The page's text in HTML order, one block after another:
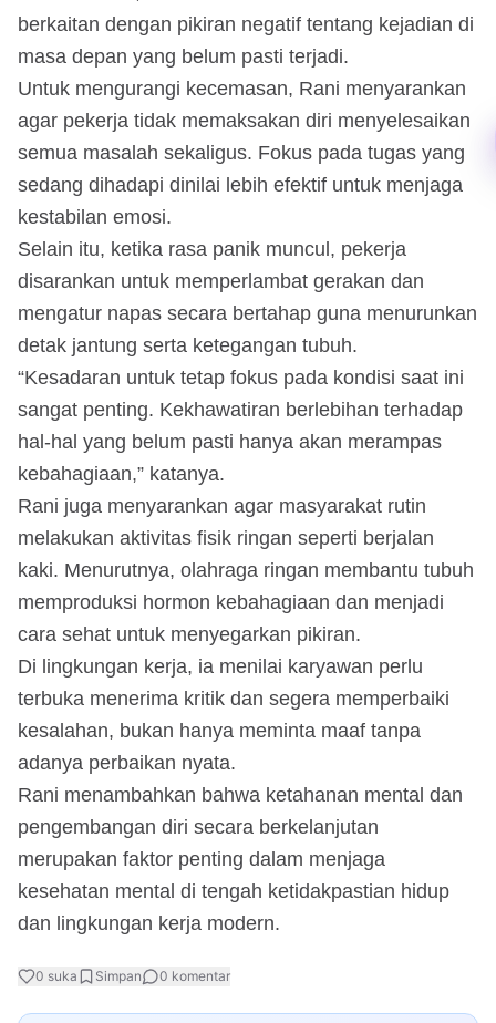
berkaitan dengan pikiran negatif tentang kejadian di
masa depan yang belum pasti terjadi.
Untuk mengurangi kecemasan, Rani menyarankan
agar pekerja tidak memaksakan diri menyelesaikan
semua masalah sekaligus. Fokus pada tugas yang
sedang dihadapi dinilai lebih efektif untuk menjaga
kestabilan emosi.
Selain itu, ketika rasa panik muncul, pekerja
disarankan untuk memperlambat gerakan dan
mengatur napas secara bertahap guna menurunkan
detak jantung serta ketegangan tubuh.
“Kesadaran untuk tetap fokus pada kondisi saat ini
sangat penting. Kekhawatiran berlebihan terhadap
hal-hal yang belum pasti hanya akan merampas
kebahagiaan,” katanya.
Rani juga menyarankan agar masyarakat rutin
melakukan aktivitas fisik ringan seperti berjalan
kaki. Menurutnya, olahraga ringan membantu tubuh
memproduksi hormon kebahagiaan dan menjadi
cara sehat untuk menyegarkan pikiran.
Di lingkungan kerja, ia menilai karyawan perlu
terbuka menerima kritik dan segera memperbaiki
kesalahan, bukan hanya meminta maaf tanpa
adanya perbaikan nyata.
Rani menambahkan bahwa ketahanan mental dan
pengembangan diri secara berkelanjutan
merupakan faktor penting dalam menjaga
kesehatan mental di tengah ketidakpastian hidup
dan lingkungan kerja modern.
0 suka Simpan 0 komentar